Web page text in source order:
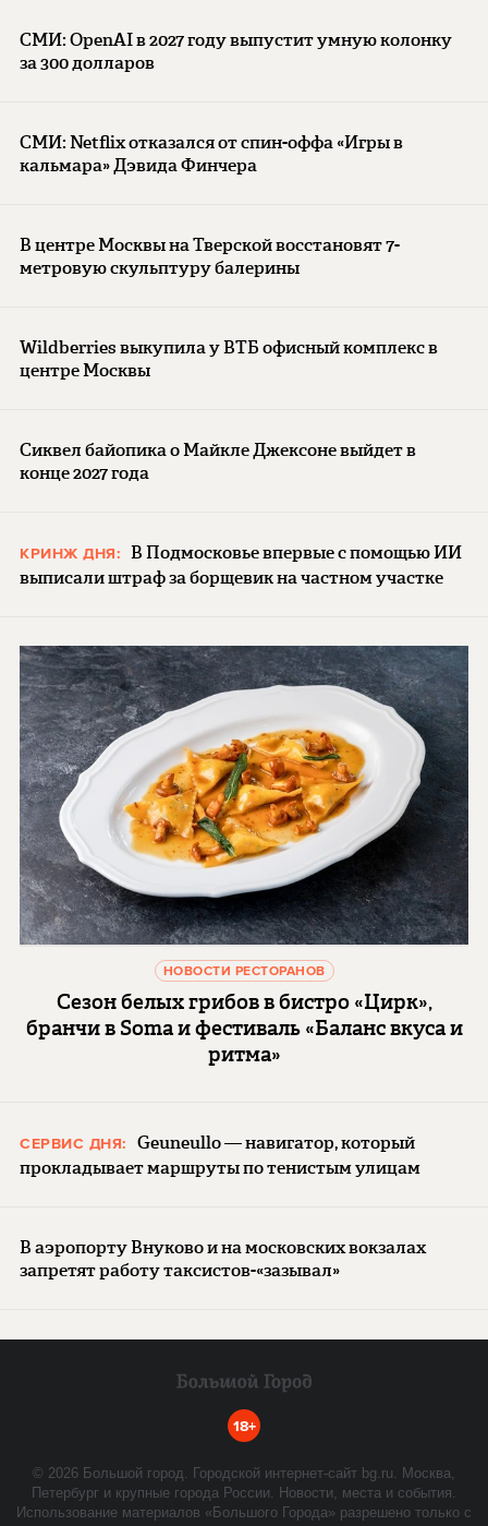
СМИ: OpenAI в 2027 году выпустит умную колонку
за 300 долларов
СМИ: Netflix отказался от спин-оффа «Игры в
кальмара» Дэвида Финчера
В центре Москвы на Тверской восстановят 7-
метровую скульптуру балерины
Wildberries выкупила у ВТБ офисный комплекс в
центре Москвы
Сиквел байопика о Майкле Джексоне выйдет в
конце 2027 года
КРИНЖ ДНЯ: В Подмосковье впервые с помощью ИИ
выписали штраф за борщевик на частном участке
НОВОСТИ РЕСТОРАНОВ
Сезон белых грибов в бистро «Цирк»,
бранчи в Soma и фестиваль «Баланс вкуса и
ритма»
СЕРВИС ДНЯ:
Geuneullo — навигатор, который
прокладывает маршруты по тенистым улицам
В аэропорту Внуково и на московских вокзалах
запретят работу таксистов-«зазывал»
18+
© 2026 Большой город. Городской интернет-сайт bg.ru. Москва,
Петербург и крупные города России. Новости, места и события.
Использование материалов «Большого Города» разрешено только с